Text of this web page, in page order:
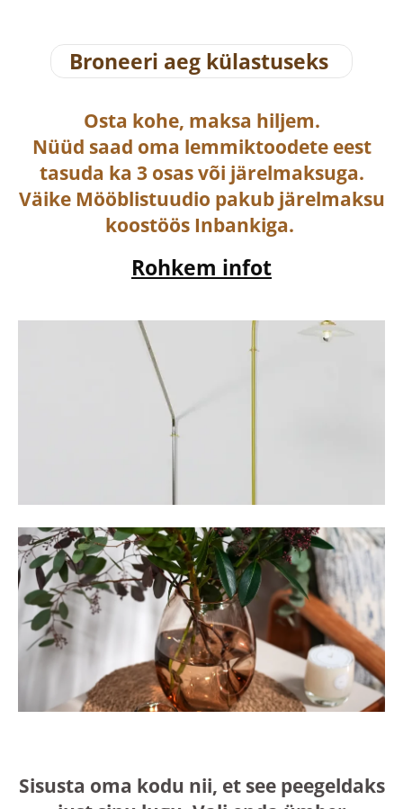
Broneeri aeg külastuseks
Osta kohe, maksa hiljem.
Nüüd saad oma lemmiktoodete eest
tasuda ka 3 osas või järelmaksuga.
Väike Mööblistuudio pakub järelmaksu
koostöös Inbankiga.
Rohkem infot
Sisusta oma kodu nii, et see peegeldaks